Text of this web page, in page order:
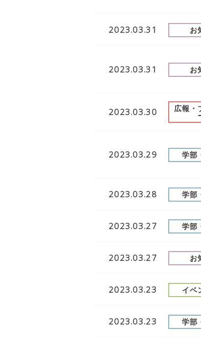
2023.03.31 お
2023.03.31 お
2023.03.30
広報・
2023.03.29 学部
2023.03.28 学部
2023.03.27 学部
2023.03.27 お
2023.03.23 イベ
2023.03.23 学部